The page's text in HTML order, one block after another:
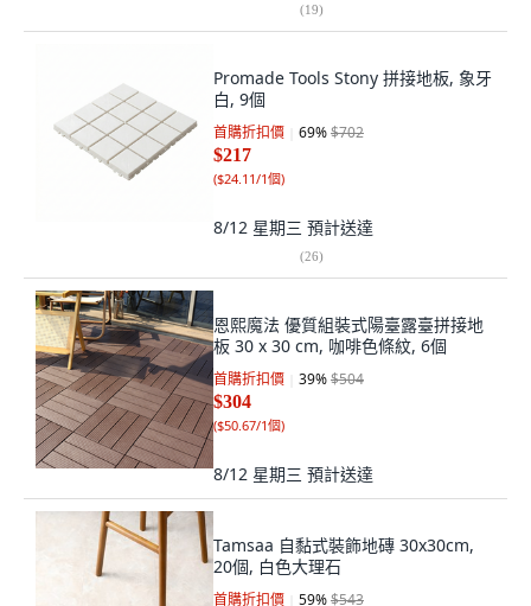
(19)
Promade Tools Stony 拼接地板, 象牙
白, 9個
首購折扣價 69%$702
$217
($24.11/1個)
8/12 星期三 預計送達
(26)
恩熙魔法 優質組裝式陽臺露臺拼接地
板 30 x 30 cm, 咖啡色條紋, 6個
首購折扣價 39%$504
$304
($50.67/1個)
8/12 星期三 預計送達
Tamsaa 自黏式裝飾地磚 30x30cm,
20個, 白色大理石
首購折扣價 59%$543